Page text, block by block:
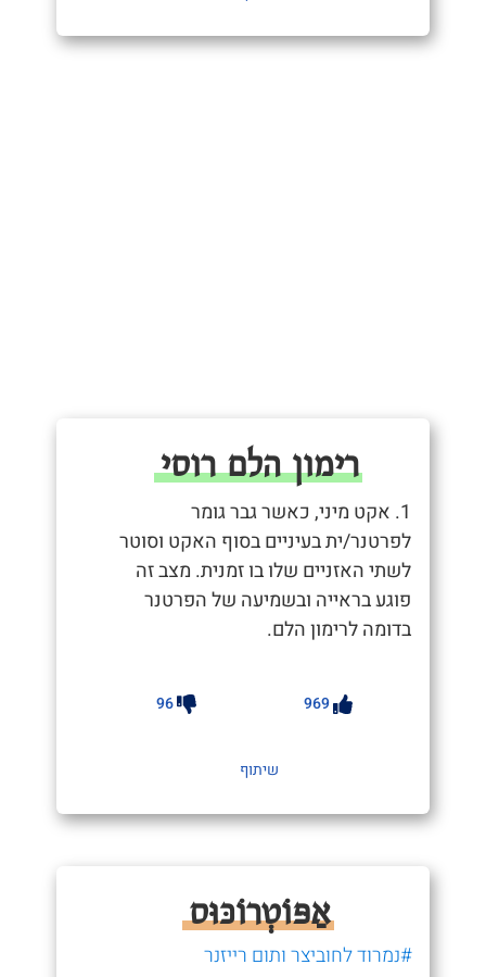
רימון הלם רוסי
1. אקט מיני, כאשר גבר גומר
לפרטנר/ית בעיניים בסוף האקט וסוטר
לשתי האזניים שלו בו זמנית. מצב זה
פוגע בראייה ובשמיעה של הפרטנר
בדומה לרימון הלם.
969
96
שיתוף
אַפּוֹטְרוֹכּוּס
#נמרוד לחוביצר ותום רייזנר